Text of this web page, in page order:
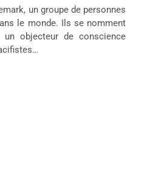
un groupe de personnes
le monde. Ils se nomment
objecteur de conscience